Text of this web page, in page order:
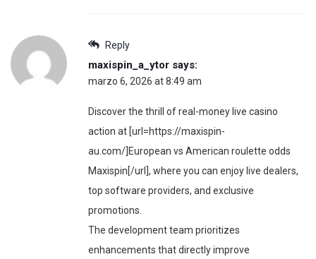
Reply
maxispin_a_ytor says:
marzo 6, 2026 at 8:49 am
Discover the thrill of real-money live casino
action at [url=https://maxispin-
au.com/]European vs American roulette odds
Maxispin[/url], where you can enjoy live dealers,
top software providers, and exclusive
promotions.
The development team prioritizes
enhancements that directly improve